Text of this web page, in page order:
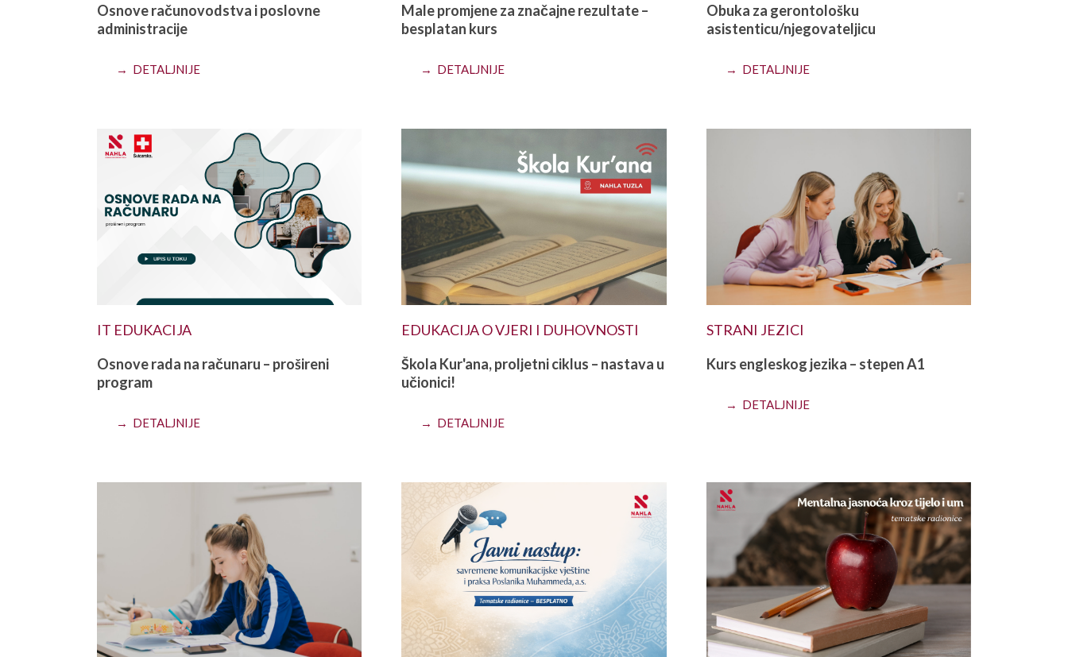
Osnove računovodstva i poslovne
administracije
→ DETALJNIJE
Male promjene za značajne rezultate –
besplatan kurs
→ DETALJNIJE
Obuka za gerontološku
asistenticu/njegovateljicu
→ DETALJNIJE
IT EDUKACIJA
Osnove rada na računaru – prošireni
program
→ DETALJNIJE
EDUKACIJA O VJERI I DUHOVNOSTI
Škola Kur'ana, proljetni ciklus – nastava u
učionici!
→ DETALJNIJE
STRANI JEZICI
Kurs engleskog jezika – stepen A1
→ DETALJNIJE